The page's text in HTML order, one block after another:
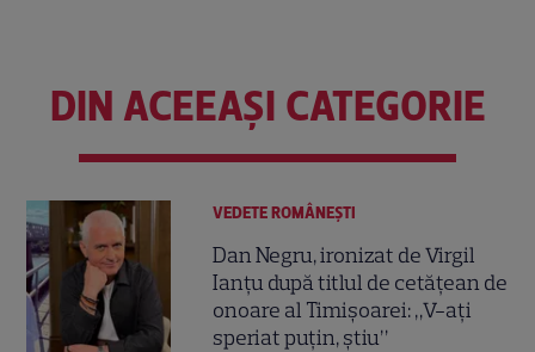
DIN ACEEAȘI CATEGORIE
VEDETE ROMÂNEŞTI
Dan Negru, ironizat de Virgil
Ianțu după titlul de cetățean de
onoare al Timișoarei: „V-ați
speriat puțin, știu”